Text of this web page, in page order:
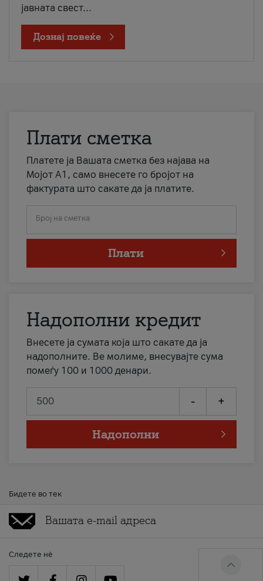
јавната свест...
Дознај повеќе
Плати сметка
Платете ја Вашата сметка без најава на
Мојот А1, само внесете го бројот на
фактурата што сакате да ја платите.
Број на сметка
Плати
Надополни кредит
Внесете ја сумата која што сакате да ја
надополните. Ве молиме, внесувајте сума
помеѓу 100 и 1000 денари.
- +
Надополни
Бидете во тек
Следете нè